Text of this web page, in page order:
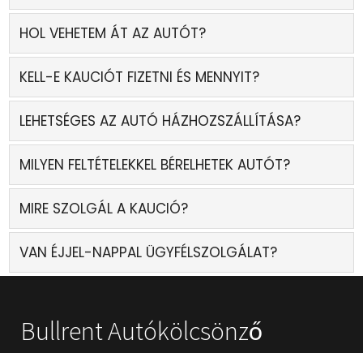
HOL VEHETEM ÁT AZ AUTÓT?
KELL-E KAUCIÓT FIZETNI ÉS MENNYIT?
LEHETSÉGES AZ AUTÓ HÁZHOZSZÁLLÍTÁSA?
MILYEN FELTÉTELEKKEL BÉRELHETEK AUTÓT?
MIRE SZOLGÁL A KAUCIÓ?
VAN ÉJJEL-NAPPAL ÜGYFÉLSZOLGÁLAT?
Bullrent Autókölcsönző